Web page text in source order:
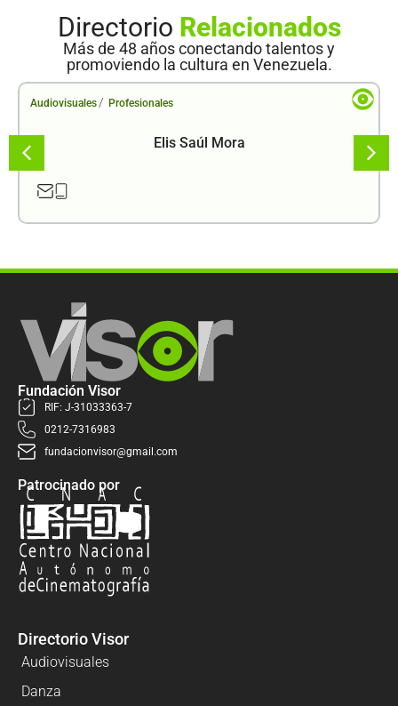
Directorio Relacionados
Más de 48 años conectando talentos y
promoviendo la cultura en Venezuela.
Audiovisuales / Profesionales
Elis Saúl Mora
Fundación Visor
RIF: J-31033363-7
0212-7316983
fundacionvisor@gmail.com
Patrocinado por
Directorio Visor
Audiovisuales
Danza